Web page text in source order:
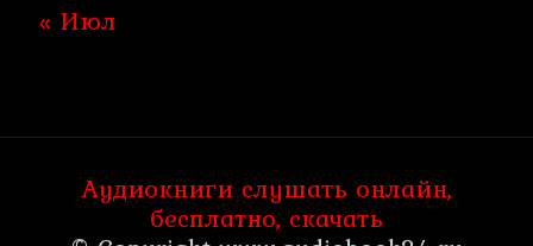
« Июл
Аудиокниги слушать онлайн,
бесплатно, скачать